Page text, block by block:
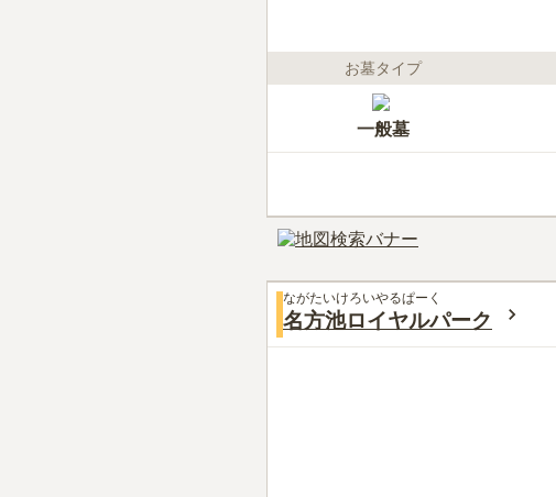
お墓タイプ
一般墓
ながたいけろいやるぱーく
名方池ロイヤルパーク